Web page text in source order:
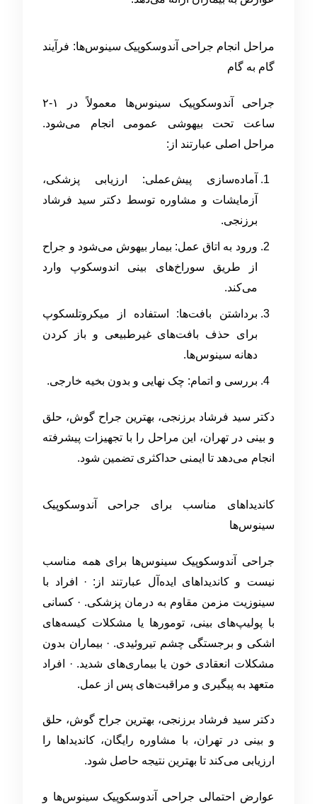
مراحل انجام جراحی آندوسکوپیک سینوس‌ها: فرآیند
گام به گام
جراحی آندوسکوپیک سینوس‌ها معمولاً در ۱-۲
ساعت تحت بیهوشی عمومی انجام می‌شود.
مراحل اصلی عبارتند از:
آماده‌سازی پیش‌عملی: ارزیابی پزشکی،
آزمایشات و مشاوره توسط دکتر سید فرشاد
برزنجی.
ورود به اتاق عمل: بیمار بیهوش می‌شود و جراح
از طریق سوراخ‌های بینی اندوسکوپ وارد
می‌کند.
برداشتن بافت‌ها: استفاده از میکروتلسکوپ
برای حذف بافت‌های غیرطبیعی و باز کردن
دهانه سینوس‌ها.
بررسی و اتمام: چک نهایی و بدون بخیه خارجی.
دکتر سید فرشاد برزنجی، بهترین جراح گوش، حلق
و بینی در تهران، این مراحل را با تجهیزات پیشرفته
انجام می‌دهد تا ایمنی حداکثری تضمین شود.
کاندیداهای مناسب برای جراحی آندوسکوپیک
سینوس‌ها
جراحی آندوسکوپیک سینوس‌ها برای همه مناسب
نیست و کاندیداهای ایده‌آل عبارتند از: · افراد با
سینوزیت مزمن مقاوم به درمان پزشکی. · کسانی
با پولیپ‌های بینی، تومورها یا مشکلات کیسه‌های
اشکی و برجستگی چشم تیروئیدی. · بیماران بدون
مشکلات انعقادی خون یا بیماری‌های شدید. · افراد
متعهد به پیگیری و مراقبت‌های پس از عمل.
دکتر سید فرشاد برزنجی، بهترین جراح گوش، حلق
و بینی در تهران، با مشاوره رایگان، کاندیداها را
ارزیابی می‌کند تا بهترین نتیجه حاصل شود.
عوارض احتمالی جراحی آندوسکوپیک سینوس‌ها و